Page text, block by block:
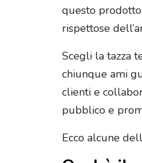
questo
rispettose
Scegli la tazza
chiunque ami
clienti e
pubblico e
Ecco alcune